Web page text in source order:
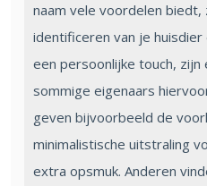
naam vele voordelen biedt,
identificeren van je
een persoonlijke touch,
sommige eigenaars
geven bijvoorbeeld de
minimalistische uitstraling
extra opsmuk. Anderen